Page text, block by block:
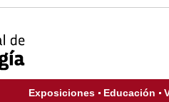
Exposiciones Educación